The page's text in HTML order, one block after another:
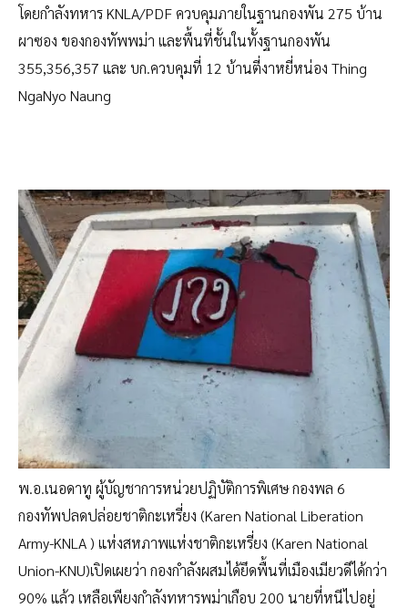
โดยกำลังทหาร KNLA/PDF ควบคุมภายในฐานกองพัน 275 บ้าน
ผาซอง ของกองทัพพม่า และพื้นที่ชั้นในทั้งฐานกองพัน
355,356,357 และ บก.ควบคุมที่ 12 บ้านตี่งาหยี่หน่อง Thing
NgaNyo Naung
พ.อ.เนอดาทู ผู้บัญชาการหน่วยปฏิบัติการพิเศษ กองพล 6
กองทัพปลดปล่อยชาติกะเหรี่ยง (Karen National Liberation
Army-KNLA ) แห่งสหภาพแห่งชาติกะเหรี่ยง (Karen National
Union-KNU)เปิดเผยว่า กองกำลังผสมได้ยึดพื้นที่เมืองเมียวดีได้กว่า
90% แล้ว เหลือเพียงกำลังทหารพม่าเกือบ 200 นายที่หนีไปอยู่